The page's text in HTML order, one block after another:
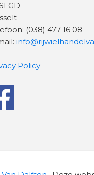
GD
(038) 477 16 08
Policy